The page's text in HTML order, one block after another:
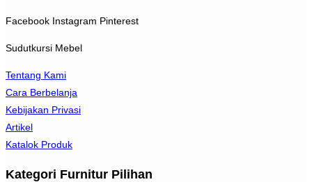
Facebook Instagram Pinterest
Sudutkursi Mebel
Tentang Kami
Cara Berbelanja
Kebijakan Privasi
Artikel
Katalok Produk
Kategori Furnitur Pilihan